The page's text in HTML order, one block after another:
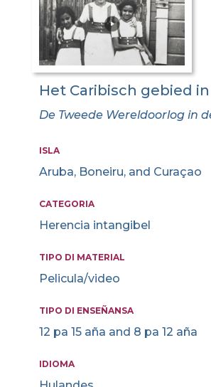
Het Caribisch gebied
De Tweede Wereldoorlog in
ISLA
Aruba, Boneiru, and Curaçao
CATEGORIA
Herencia intangibel
TIPO DI MATERIAL
Pelicula/video
TIPO DI ENSEÑANSA
12 pa 15 aña and 8 pa 12 aña
IDIOMA